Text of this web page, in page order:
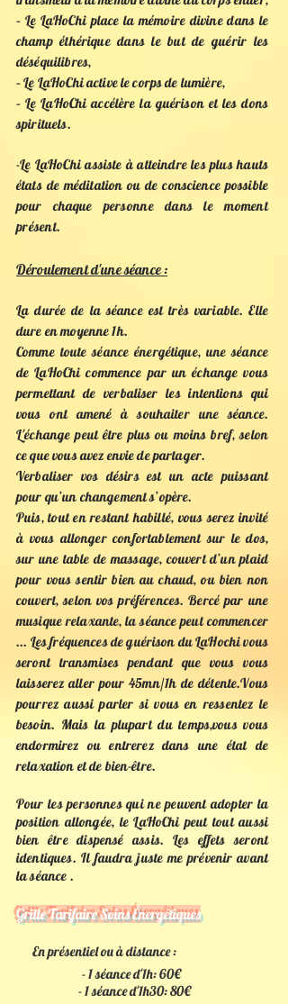
– Le LaHoChi place la mémoire divine dans le
champ éthérique dans le but de guérir les
déséquilibres,
– Le LaHoChi active le corps de lumière,
– Le LaHoChi accélère la guérison et les dons
spirituels.
-Le LaHoChi assiste à atteindre les plus hauts
états de méditation ou de conscience possible
pour chaquepersonne dans le moment
présent.
Déroulement d'une séance :
La durée de la séance est très variable. Elle
dure en moyenne 1h.
Comme toute séance énergétique, une séance
de LaHoChi commence par un échange vous
permettant de verbaliser les intentions qui
vous ont amené à souhaiter une séance.
L'échange peut être plus ou moins bref, selon
ce que vous avez envie de partager.
Verbaliser vos désirs est un acte puissant
pour qu’un changement s’opère.
Puis, tout en restant habillé, vous serez invité
à vous allonger confortablement sur le dos,
sur une table de massage, couvert d’un plaid
pour vous sentir bien au chaud, ou bien non
couvert, selon vos préférences. Bercé par une
musique relaxante, la séance peut commencer
... Les fréquences de guérison du LaHochi vous
seront transmises pendant que vous vous
laisserez aller pour 45mn/1h de détente.Vous
pourrez aussi parler si vous en ressentez le
besoin. Mais la plupart du temps,vous vous
endormirez ou entrerez dans une état de
relaxation et de bien-être.
Pour les personnes qui ne peuvent adopter la
position allongée, le LaHoChi peut tout aussi
bien être dispensé assis. Les effets seront
identiques. Il faudra juste me prévenir avant
la séance .
Grille Tarifaire Soins Énergétiques
En présentiel ou à distance :
- 1 séance d'1h: 60€
- 1 séance d'1h30: 80€